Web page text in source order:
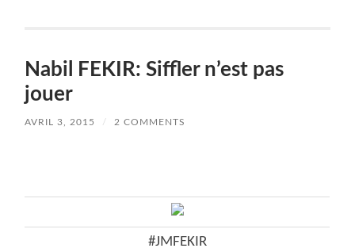
Nabil FEKIR: Siffler n’est pas
jouer
AVRIL 3, 2015 / 2 COMMENTS
#JMFEKIR